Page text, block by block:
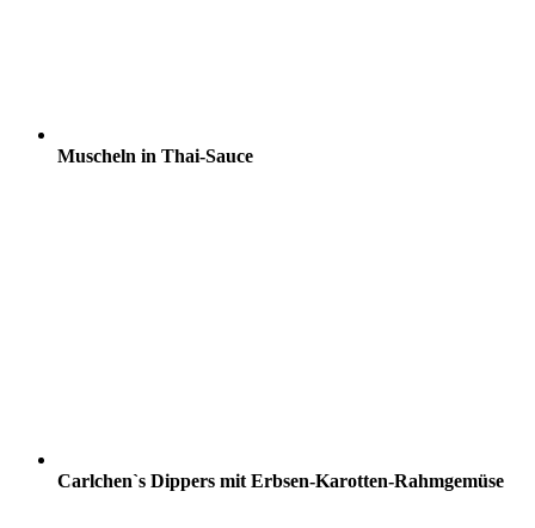
Muscheln in Thai-Sauce
Carlchen`s Dippers mit Erbsen-Karotten-Rahmgemüse